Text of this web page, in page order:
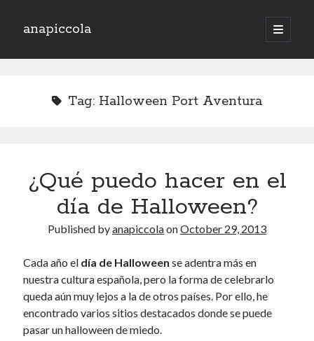
anapiccola
open
primary
Sidebar
Hello 2018!
Archives
June 2019
December 2017
November 2017
October 2017
January 2017
November 2016
Tag: Halloween Port Aventura
¿Qué puedo hacer en el
día de Halloween?
Published byanapiccolaonOctober 29, 2013
Cada año el día de Halloween se adentra más en
nuestra cultura española, pero la forma de celebrarlo
queda aún muy lejos a la de otros países. Por ello, he
encontrado varios sitios destacados donde se puede
pasar un halloween de miedo.